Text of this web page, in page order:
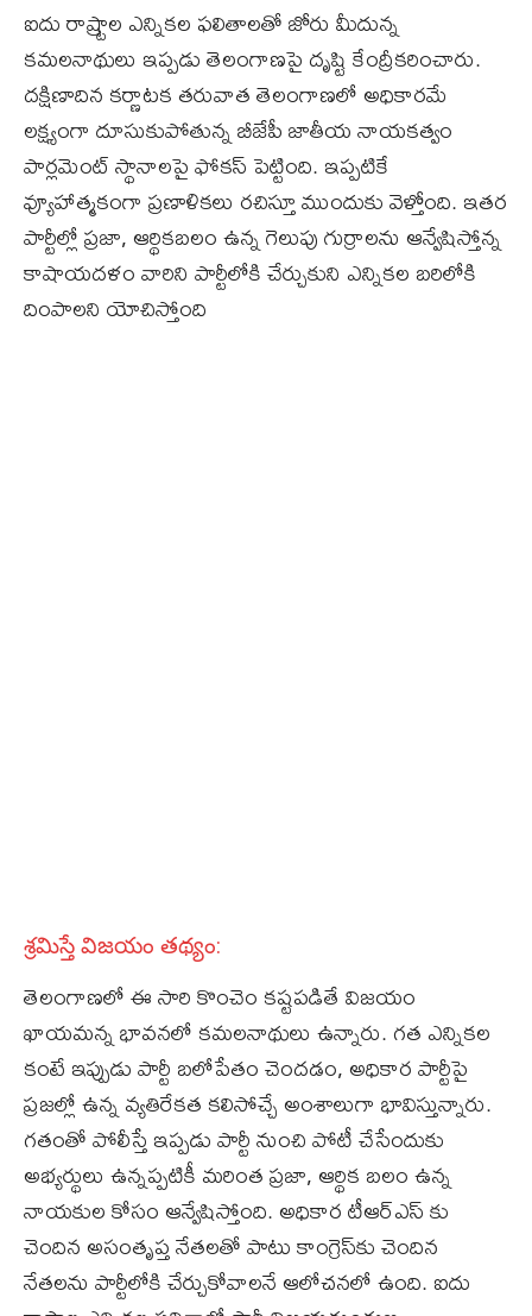
ఐదు రాష్ర్టాల ఎన్నికల ఫలితాలతో జోరు మీదున్న
కమలనాథులు ఇప్పడు తెలంగాణ‌పై దృష్టి కేంద్రీకరించారు.
దక్షిణాదిన కర్ణాటక తరువాత తెలంగాణలో అధికారమే
లక్ష్యంగా దూసుకుపోతున్న బీజేపీ జాతీయ నాయకత్వం
పార్లమెంట్‌ స్థానాలపై ఫోకస్‌ పెట్టింది. ఇప్పటికే
వ్యూహాత్మకంగా ప్రణాళికలు రచిస్తూ ముందుకు వెళ్తోంది. ఇత‌ర
పార్టీల్లో ప్రజా, ఆర్థికబలం ఉన్న గెలుపు గుర్రాలను ఆన్వేషిస్తోన్న
కాషాయదళం వారిని పార్టీలోకి చేర్చుకుని ఎన్నికల బరిలోకి
దింపాలని యోచిస్తోంది
శ్రమిస్తే విజయం తథ్యం:
తెలంగాణ‌లో ఈ సారి కొంచెం కష్టపడితే విజయం
ఖాయమన్న భావనలో కమలనాథులు ఉన్నారు. గత ఎన్నికల
కంటే ఇప్పుడు పార్టీ బలోపేతం చెందడం, అధికార పార్టీపై
ప్రజల్లో ఉన్న వ్యతిరేకత కలిసోచ్చే అంశాలుగా భావిస్తున్నారు.
గతంతో పోలీస్తే ఇప్పడు పార్టీ నుంచి పోటీ చేసేందుకు
అభ్యర్థులు ఉన్నప్పటికీ మరింత ప్రజా, ఆర్థిక బలం ఉన్న
నాయకుల కోసం ఆన్వేషిస్తోంది. అధికార టీఆర్ఎస్ కు
చెందిన అసంతృప్త నేతలతో పాటు కాంగ్రెస్‌కు చెందిన
నేతలను పార్టీలోకి చేర్చుకోవాలనే ఆలోచనలో ఉంది. ఐదు